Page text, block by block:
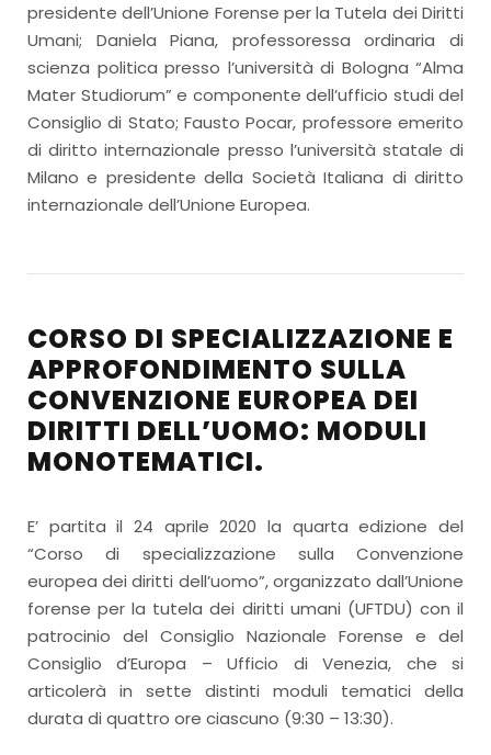
presidente dell’Unione Forense per la Tutela dei Diritti
Umani; Daniela Piana, professoressa ordinaria di
scienza politica presso l’università di Bologna “Alma
Mater Studiorum” e componente dell’ufficio studi del
Consiglio di Stato; Fausto Pocar, professore emerito
di diritto internazionale presso l’università statale di
Milano e presidente della Società Italiana di diritto
internazionale dell’Unione Europea.
CORSO DI SPECIALIZZAZIONE E
APPROFONDIMENTO SULLA
CONVENZIONE EUROPEA DEI
DIRITTI DELL’UOMO: MODULI
MONOTEMATICI.
E’ partita il 24 aprile 2020 la quarta edizione del
“Corso di specializzazione sulla Convenzione
europea dei diritti dell’uomo”, organizzato dall’Unione
forense per la tutela dei diritti umani (UFTDU) con il
patrocinio del Consiglio Nazionale Forense e del
Consiglio d’Europa – Ufficio di Venezia, che si
articolerà in sette distinti moduli tematici della
durata di quattro ore ciascuno (9:30 – 13:30).